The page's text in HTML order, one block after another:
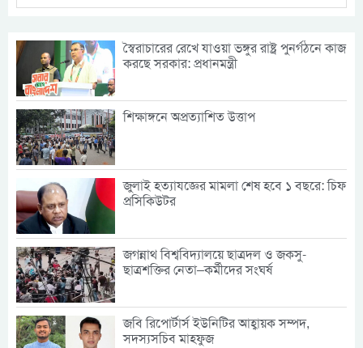
স্বৈরাচারের রেখে যাওয়া ভঙ্গুর রাষ্ট্র পুনর্গঠনে কাজ
করছে সরকার: প্রধানমন্ত্রী
শিক্ষাঙ্গনে অপ্রত্যাশিত উত্তাপ
জুলাই হত্যাযজ্ঞের মামলা শেষ হবে ১ বছরে: চিফ
প্রসিকিউটর
জগন্নাথ বিশ্ববিদ্যালয়ে ছাত্রদল ও জকসু-
ছাত্রশক্তির নেতা–কর্মীদের সংঘর্ষ
জবি রিপোর্টার্স ইউনিটির আহ্বায়ক সম্পদ,
সদস্যসচিব মাহফুজ